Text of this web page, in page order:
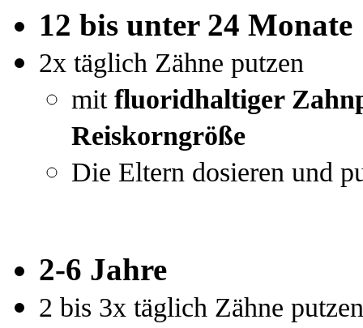
12 bis unter 24 Monate
2x täglich Zähne putzen
mitfluoridhaltiger
Reiskorngröße
Die Eltern dosieren und
2-6 Jahre
2 bis 3x täglich Zähne putzen